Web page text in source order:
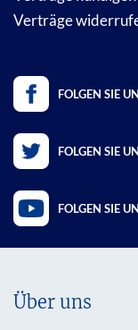
Verträge
FOLGEN SIE
FOLGEN SIE
FOLGEN SIE
Über uns